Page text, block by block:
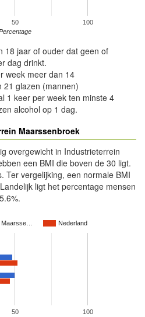
50 100
18 jaar of ouder dat geen of
dag drinkt.
week meer dan 14
21 glazen (mannen)
1 keer per week ten minste 4
alcohol op 1 dag.
Maarssenbroek
overgewicht in Industrieterrein
een BMI die boven de 30 ligt.
Ter vergelijking, een normale BMI
ligt het percentage mensen
Maarsse… Nederland
50 100